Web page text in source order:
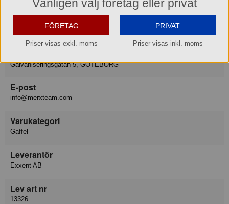
Telefon
031-50 67 00
Hemsida
www.merxteam.com
Galvaniseringsgatan 5, GÖTEBORG
E-post
info@merxteam.com
Varukategori
Gaffel
Leverantör
Exxent AB
Lev art nr
13326
Vänligen välj företag eller privat
FÖRETAG
Priser visas exkl. moms
PRIVAT
Priser visas inkl. moms